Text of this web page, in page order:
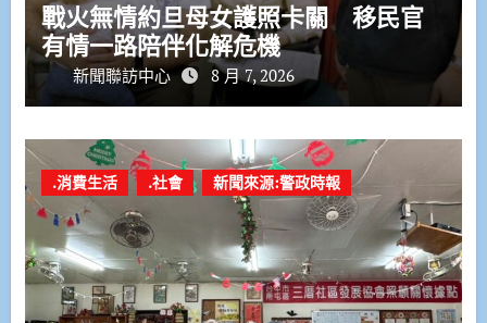
戰火無情約旦母女護照卡關 移民官
有情一路陪伴化解危機
新聞聯訪中心 8 月 7, 2026
.消費生活 .社會 新聞來源:警政時報